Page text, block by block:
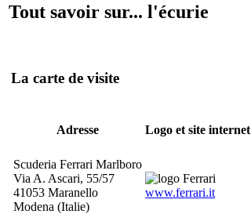
Tout savoir sur... l'écurie
La carte de visite
Adresse Logo et site internet
Scuderia Ferrari Marlboro
Via A. Ascari, 55/57
41053 Maranello
Modena (Italie)
www.ferrari.it